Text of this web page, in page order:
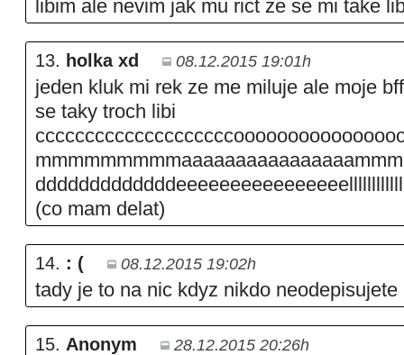
libim ale nevim jak mu rict ze se mi take
13. holka xd 08.12.2015 19:01h
jeden kluk mi rek ze me miluje ale moje
se taky troch libi
(co mam delat)
14. : ( 08.12.2015 19:02h
tady je to na nic kdyz nikdo neodepisujete
15. Anonym 28.12.2015 20:26h